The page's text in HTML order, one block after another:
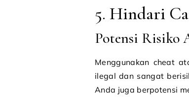
5. Hindari
Potensi Risiko
Menggunakan cheat
ilegal dan sangat
Anda juga berpotensi